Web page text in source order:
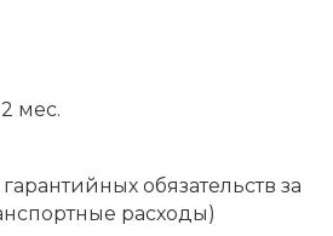
мес.
обязательств за
расходы)